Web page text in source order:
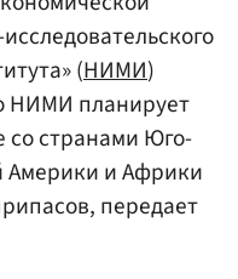
(НИМИ)
НИМИ планирует
со странами Юго-
Америки и Африки
передает